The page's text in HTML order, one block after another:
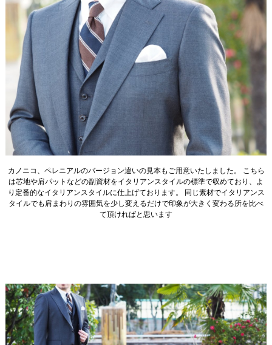
カノニコ、ペレニアルのバージョン違いの見本もご用意いたしました。 こちら
は芯地や肩パットなどの副資材をイタリアンスタイルの標準で収めており、よ
り定番的なイタリアンスタイルに仕上げております。 同じ素材でイタリアンス
タイルでも肩まわりの雰囲気を少し変えるだけで印象が大きく変わる所を比べ
て頂ければと思います